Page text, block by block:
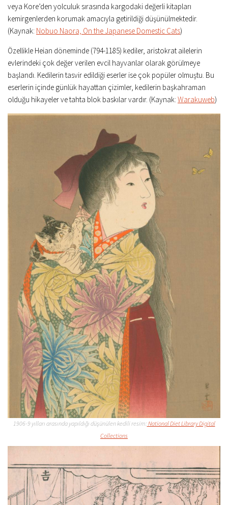
veya Kore’den yolculuk sırasında kargodaki değerli kitapları
kemirgenlerden korumak amacıyla getirildiği düşünülmektedir.
(Kaynak: Nobuo Naora, On the Japanese Domestic Cats)
Özellikle Heian döneminde (794-1185) kediler, aristokrat ailelerin
evlerindeki çok değer verilen evcil hayvanlar olarak görülmeye
başlandı. Kedilerin tasvir edildiği eserler ise çok popüler olmuştu. Bu
eserlerin içinde günlük hayattan çizimler, kedilerin başkahraman
olduğu hikayeler ve tahta blok baskılar vardır. (Kaynak: Warakuweb)
1906-9 yılları arasında yapıldığı düşünülen kedili resim: National Diet Library Digital
Collections